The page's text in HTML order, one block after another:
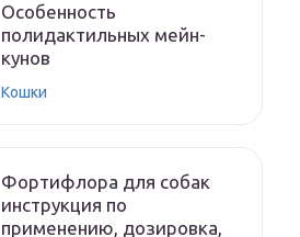
Особенность
полидактильных мейн-
кунов
Кошки
Фортифлора для собак
инструкция по
применению, дозировка,